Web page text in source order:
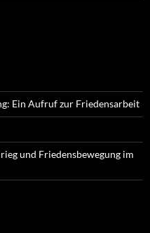
Ein Aufruf zur Friedensarbeit
und Friedensbewegung im